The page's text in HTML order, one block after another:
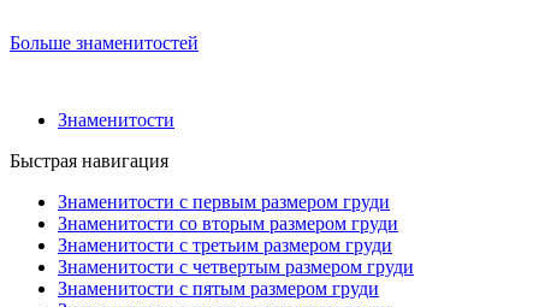
Больше знаменитостей
Знаменитости
Быстрая навигация
Знаменитости с первым размером груди
Знаменитости со вторым размером груди
Знаменитости с третьим размером груди
Знаменитости с четвертым размером груди
Знаменитости с пятым размером груди